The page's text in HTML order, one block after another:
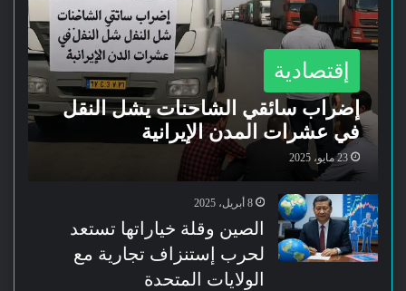
إقتصادية
إضراب سائقي الشاحنات يشل النقل
في عشرات المدن الإيرانية
23 مايو، 2025
8 أبريل، 2025
الصين وقلة خياراتها تستعد
لحرب إستنزاف تجارية مع
الولايات المتحدة